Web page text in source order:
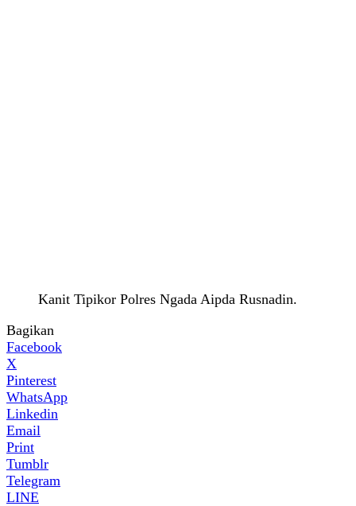
Kanit Tipikor Polres Ngada Aipda Rusnadin.
Bagikan
Facebook
X
Pinterest
WhatsApp
Linkedin
Email
Print
Tumblr
Telegram
LINE